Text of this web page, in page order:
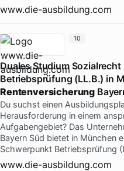
www.die-ausbildung.com
Duales Studium
Betriebsprüfung (LL.B.) in
Rentenversicherung
Du suchst einen
Herausforderung in einem
Aufgabengebiet? Das
Bayern Süd bietet in München
Schwerpunkt Betriebsprüfung
www.die-ausbildung.com
10